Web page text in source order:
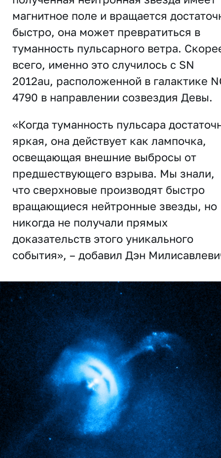
магнитное поле и вращается
быстро, она может превратиться в
туманность пульсарного ветра.
всего, именно это случилось с SN
2012au, расположенной в галактике
4790 в направлении созвездия Девы.
«Когда туманность пульсара
яркая, она действует как лампочка,
освещающая внешние выбросы от
предшествующего взрыва. Мы знали,
что сверхновые производят быстро
вращающиеся нейтронные звезды, но
никогда не получали прямых
доказательств этого уникального
события», – добавил Дэн